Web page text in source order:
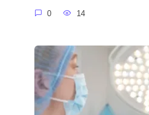
0 14